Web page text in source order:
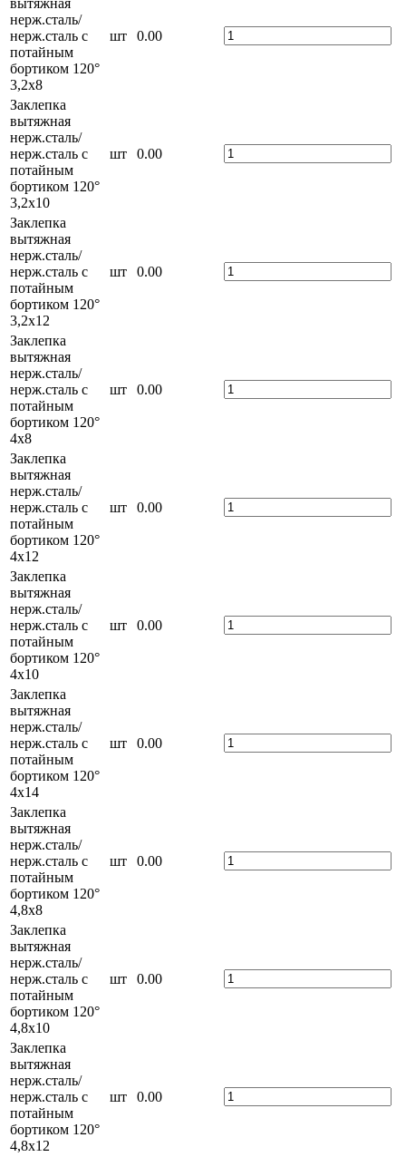
вытяжная
нерж.сталь/
нерж.сталь с
потайным
бортиком 120°
3,2х8
шт 0.00
Заклепка
вытяжная
нерж.сталь/
нерж.сталь с
потайным
бортиком 120°
3,2х10
шт 0.00
Заклепка
вытяжная
нерж.сталь/
нерж.сталь с
потайным
бортиком 120°
3,2х12
шт 0.00
Заклепка
вытяжная
нерж.сталь/
нерж.сталь с
потайным
бортиком 120°
4х8
шт 0.00
Заклепка
вытяжная
нерж.сталь/
нерж.сталь с
потайным
бортиком 120°
4х12
шт 0.00
Заклепка
вытяжная
нерж.сталь/
нерж.сталь с
потайным
бортиком 120°
4х10
шт 0.00
Заклепка
вытяжная
нерж.сталь/
нерж.сталь с
потайным
бортиком 120°
4х14
шт 0.00
Заклепка
вытяжная
нерж.сталь/
нерж.сталь с
потайным
бортиком 120°
4,8х8
шт 0.00
Заклепка
вытяжная
нерж.сталь/
нерж.сталь с
потайным
бортиком 120°
4,8х10
шт 0.00
Заклепка
вытяжная
нерж.сталь/
нерж.сталь с
потайным
бортиком 120°
4,8х12
шт 0.00